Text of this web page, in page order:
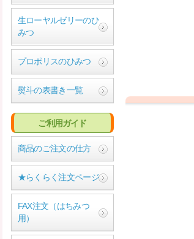
生ローヤルゼリーのひ
みつ
プロポリスのひみつ
熨斗の表書き一覧
ご利用ガイド
商品のご注文の仕方
★らくらく注文ページ
FAX注文（はちみつ
用）